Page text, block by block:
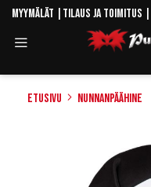
Myymälät Tilaus ja toimitus
Etusivu Nunnanpäähine